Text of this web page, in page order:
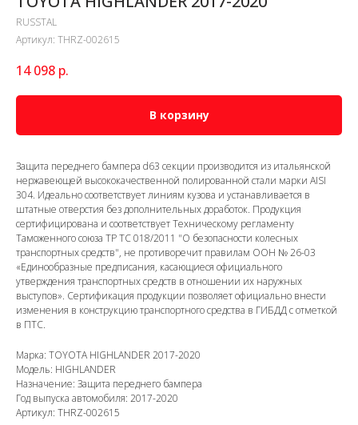
RUSSTAL
Артикул: THRZ-002615
14 098 р.
В корзину
Защита переднего бампера d63 секции производится из итальянской
нержавеющей высококачественной полированной стали марки AISI
304. Идеально соответствует линиям кузова и устанавливается в
штатные отверстия без дополнительных доработок. Продукция
сертифицирована и соответствует Техническому регламенту
Таможенного союза ТР ТС 018/2011 "О безопасности колесных
транспортных средств", не противоречит правилам ООН № 26-03
«Единообразные предписания, касающиеся официального
утверждения транспортных средств в отношении их наружных
выступов». Сертификация продукции позволяет официально внести
изменения в конструкцию транспортного средства в ГИБДД с отметкой
в ПТС.
Марка: TOYOTA HIGHLANDER 2017-2020
Модель: HIGHLANDER
Назначение: Защита переднего бампера
Год выпуска автомобиля: 2017-2020
Артикул: THRZ-002615